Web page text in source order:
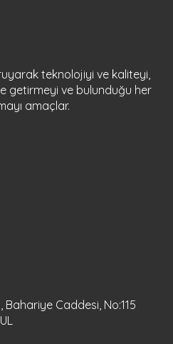
teknolojiyi ve kaliteyi,
getirmeyi ve bulunduğu her
amaçlar.
Bahariye Caddesi, No:115